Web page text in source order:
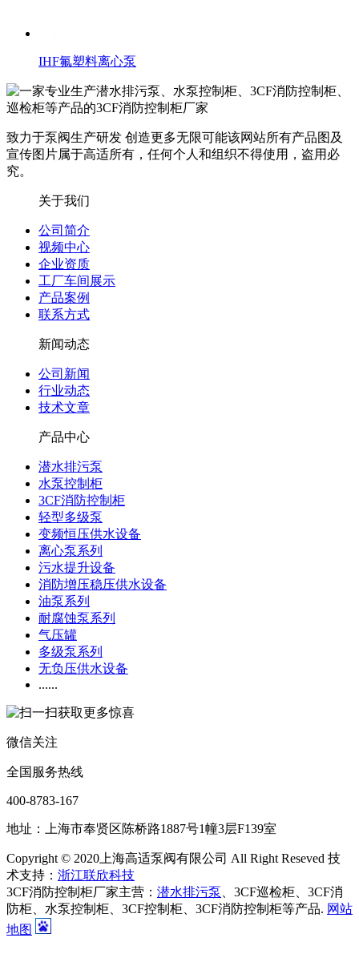
IHF氟塑料离心泵
致力于泵阀生产研发 创造更多无限可能该网站所有产品图及
宣传图片属于高适所有，任何个人和组织不得使用，盗用必
究。
关于我们
公司简介
视频中心
企业资质
工厂车间展示
产品案例
联系方式
新闻动态
公司新闻
行业动态
技术文章
产品中心
潜水排污泵
水泵控制柜
3CF消防控制柜
轻型多级泵
变频恒压供水设备
离心泵系列
污水提升设备
消防增压稳压供水设备
油泵系列
耐腐蚀泵系列
气压罐
多级泵系列
无负压供水设备
......
微信关注
全国服务热线
400-8783-167
地址：上海市奉贤区陈桥路1887号1幢3层F139室
Copyright © 2020上海高适泵阀有限公司 All Right Reseved 技
术支持： 浙江联欣科技
3CF消防控制柜厂家主营： 潜水排污泵、3CF巡检柜、3CF消
防柜、水泵控制柜、3CF控制柜、3CF消防控制柜等产品. 网站
地图